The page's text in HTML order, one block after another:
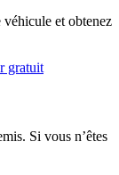
et obtenez
gratuit
Si vous n’êtes